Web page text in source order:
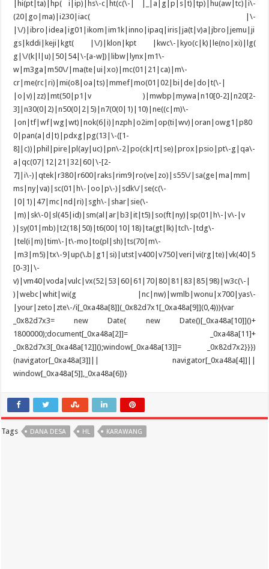
Tags DANA DESA HL KARAWANG